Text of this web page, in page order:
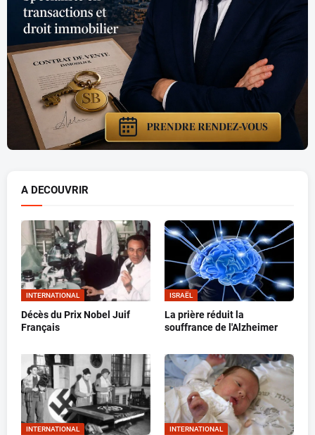
A DECOUVRIR
INTERNATIONAL
Décès du Prix Nobel Juif
Français
ISRAËL
La prière réduit la
souffrance de l'Alzheimer
INTERNATIONAL INTERNATIONAL